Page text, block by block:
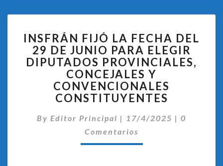
FIJÓ
LA
FECHA
DEL
29
DE
JUNIO
PARA
DIPUTADOS
PROVINCIALES,
INSFRÁN FIJÓ LA FECHA DEL
29 DE JUNIO PARA ELEGIR
DIPUTADOS PROVINCIALES,
CONCEJALES Y
CONVENCIONALES
CONSTITUYENTES
By Editor Principal | 17/4/2025 | 0
Comentarios